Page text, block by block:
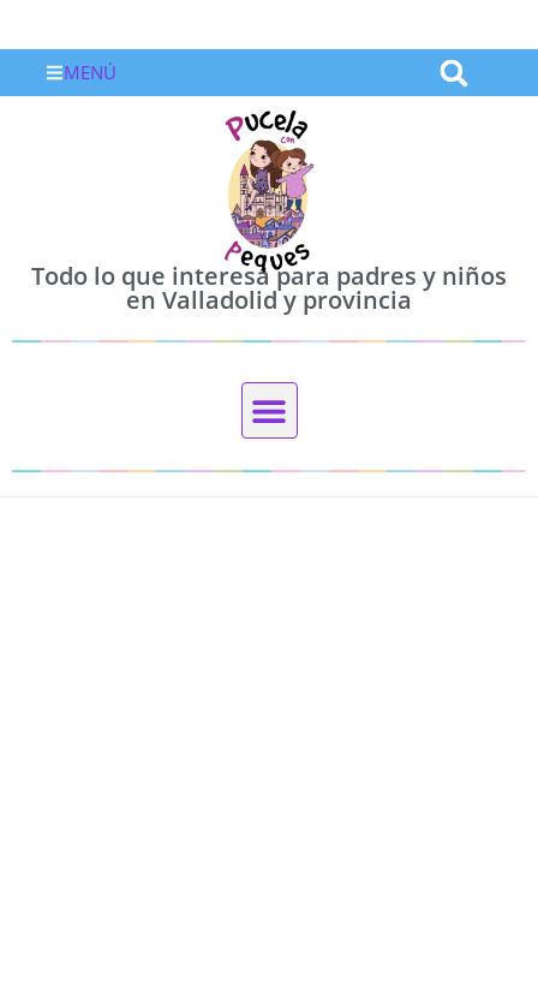
MENÚ
Todo lo que interesa para padres y niños
en Valladolid y provincia